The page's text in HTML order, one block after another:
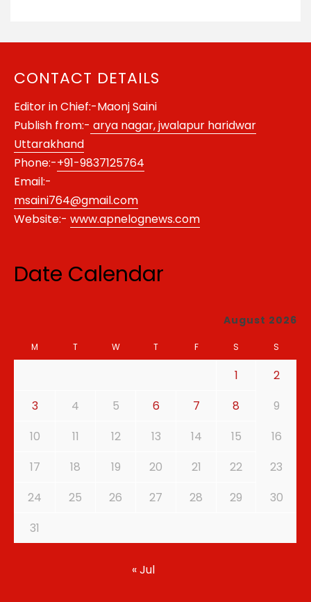
CONTACT DETAILS
Editor in Chief:-Maonj Saini
Publish from:- arya nagar, jwalapur haridwar
Uttarakhand
Phone:-+91-9837125764
Email:-
msaini764@gmail.com
Website:- www.apnelognews.com
Date Calendar
August 2026
M T W T F S S
1
2
3
4 5 6 7 8
9
10
11 12 13 14 15
16
17
18 19 20 21 22
23
24
25 26 27 28 29
30
31
« Jul